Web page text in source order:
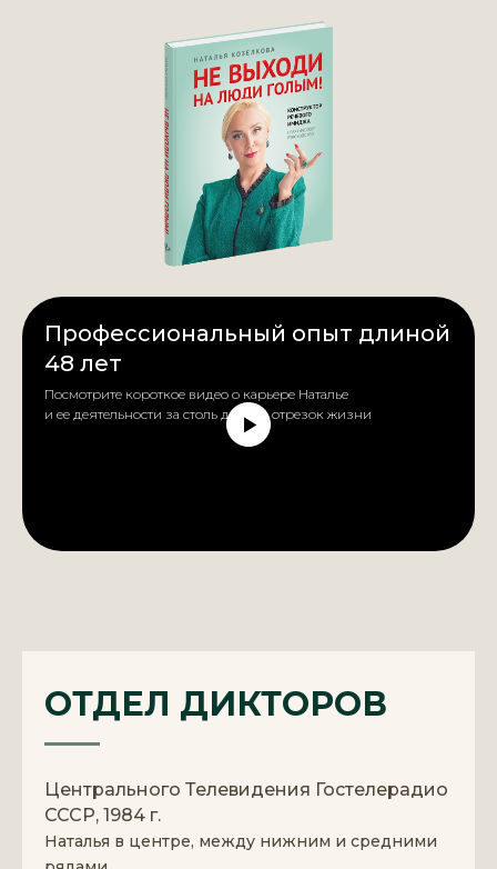
Профессиональный опыт длиной
48 лет
Посмотрите короткое видео о карьере Наталье
и ее деятельности за столь долгий отрезок жизни
ОТДЕЛ ДИКТОРОВ
Центрального Телевидения Гостелерадио
СССР, 1984 г.
Наталья в центре, между нижним и средними